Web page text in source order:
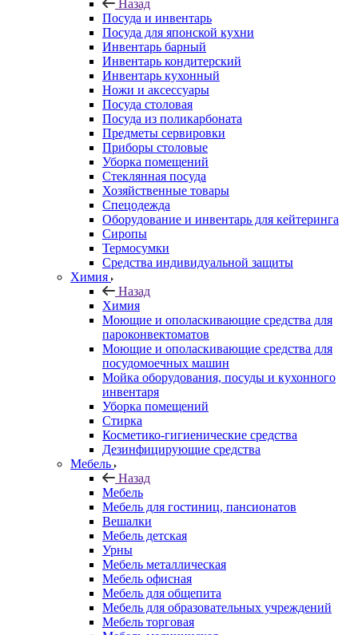
Назад
Посуда и инвентарь
Посуда для японской кухни
Инвентарь барный
Инвентарь кондитерский
Инвентарь кухонный
Ножи и аксессуары
Посуда столовая
Посуда из поликарбоната
Предметы сервировки
Приборы столовые
Уборка помещений
Стеклянная посуда
Хозяйственные товары
Спецодежда
Оборудование и инвентарь для кейтеринга
Сиропы
Термосумки
Средства индивидуальной защиты
Химия
Назад
Химия
Моющие и ополаскивающие средства для
пароконвектоматов
Моющие и ополаскивающие средства для
посудомоечных машин
Мойка оборудования, посуды и кухонного
инвентаря
Уборка помещений
Стирка
Косметико-гигиенические средства
Дезинфицирующие средства
Мебель
Назад
Мебель
Мебель для гостиниц, пансионатов
Вешалки
Мебель детская
Урны
Мебель металлическая
Мебель офисная
Мебель для общепита
Мебель для образовательных учреждений
Мебель торговая